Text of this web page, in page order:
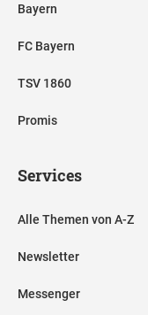
Bayern
FC Bayern
TSV 1860
Promis
Services
Alle Themen von A-Z
Newsletter
Messenger